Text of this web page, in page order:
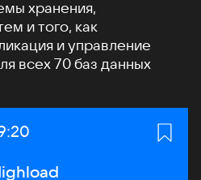
хранения,
и того, как
и управление
всех 70 баз данных